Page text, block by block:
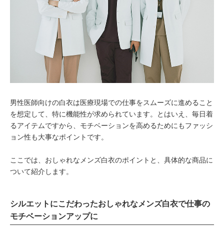
男性医師向けの白衣は医療現場での仕事をスムーズに進めること
を想定して、特に機能性が求められています。とはいえ、毎日着
るアイテムですから、モチベーションを高めるためにもファッシ
ョン性も大事なポイントです。
ここでは、おしゃれなメンズ白衣のポイントと、具体的な商品に
ついて紹介します。
シルエットにこだわったおしゃれなメンズ白衣で仕事の
モチベーションアップに